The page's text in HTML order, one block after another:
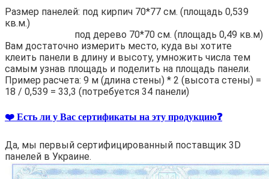
Размер панелей: под кирпич 70*77 см. (площадь 0,539
кв.м.)
под дерево 70*70 см. (площадь 0,49 кв.м)
Вам достаточно измерить место, куда вы хотите
клеить панели в длину и высоту, умножить числа тем
самым узнав площадь и поделить на площадь панели.
Пример расчета: 9 м (длина стены) * 2 (высота стены) =
18 / 0,539 = 33,3 (потребуется 34 панели)
❤️ Есть ли у Вас сертификаты на эту продукцию❓
Да, мы первый сертифицированный поставщик 3D
панелей в Украине.